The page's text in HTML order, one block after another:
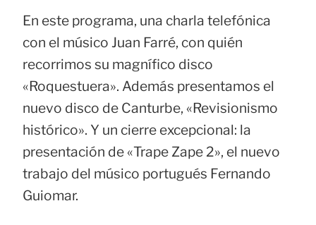
En este programa, una charla telefónica
con el músico Juan Farré, con quién
recorrimos su magnífico disco
«Roquestuera». Además presentamos el
nuevo disco de Canturbe, «Revisionismo
histórico». Y un cierre excepcional: la
presentación de «Trape Zape 2», el nuevo
trabajo del músico portugués Fernando
Guiomar.